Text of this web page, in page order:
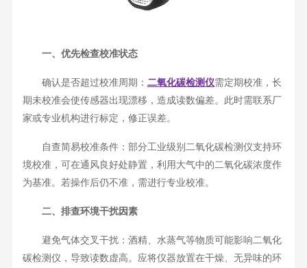
一、优先检查校准状态
确认是否超过校准周期： 二氧化碳检测仪需定期校准，长
期未校准会使传感器出现漂移，造成读数偏差。此时需联系厂
家或专业机构进行标定，修正误差。
自查简易校准条件：部分工业级别二氧化碳检测仪支持环
境校准，可在通风良好处静置，利用大气中的二氧化碳浓度作
为基准。若操作后仍不准，需进行专业校准。
二、排查环境干扰因素
避免气体交叉干扰：酒精、水蒸气等物质可能影响二氧化
碳检测仪，导致读数虚高。应将仪器放置在干燥、无异味的环